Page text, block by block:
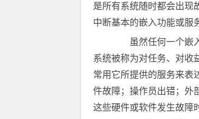
是所有系统随时都会出现
中断基本的嵌入功能或服
虽然任何一个嵌入
系统被称为对任务、对收
常用它所提供的服务来表
件故障；操作员出错；外
这些硬件或软件发生故障